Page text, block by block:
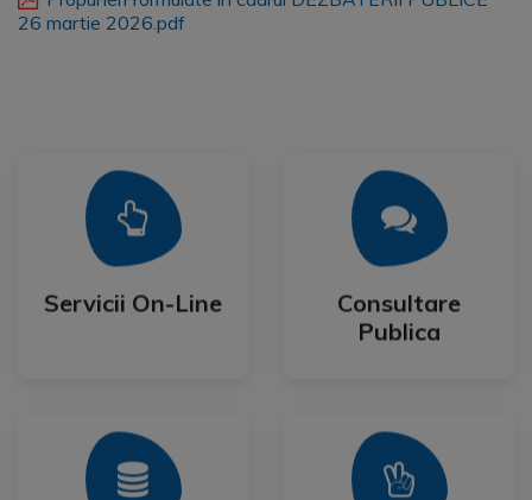
26 martie 2026.pdf
Servicii On-Line
Servicii On-Line
Mai Mult
Consultare
Publica
Consultare
Publica
Mai Mult
Mai Mult Mai Mult